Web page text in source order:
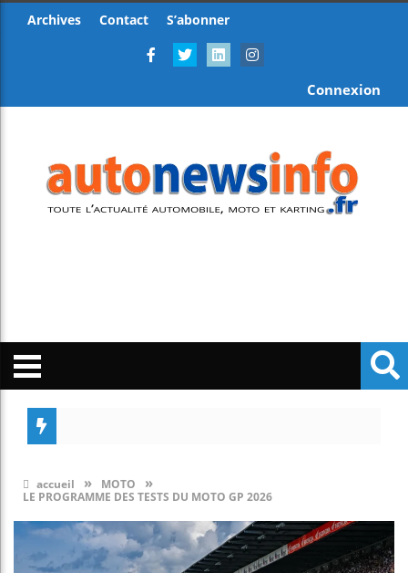
Archives Contact S’abonner
Connexion
accueil » MOTO »
LE PROGRAMME DES TESTS DU MOTO GP 2026